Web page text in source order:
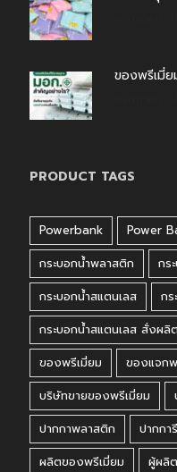
ของพรีเมี่
PRODUCT TAGS
Powerbank Power
กระบอกน้ำพลาสติก
กร
กระบอกน้ำสแตนเลส
กร
กระบอกน้ำสแตนเลส สั่งผลิต
ของพรีเมี่ยม
ของแจก
บริษัทขายของพรีเมี่ยม
ปากกาพลาสติก
ปากกา
ผลิตของพรีเมี่ยม
ผู้ผลิ